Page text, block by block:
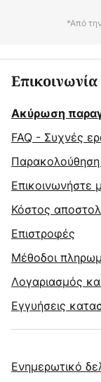
*Από
Ακύρωση
FAQ - Συχνές
Παρακολούθηση
Επικοινωνήστε
Κόστος
Επιστροφές
Μέθοδοι
Λογαριασμός
Εγγυήσεις
Ενημερωτικό